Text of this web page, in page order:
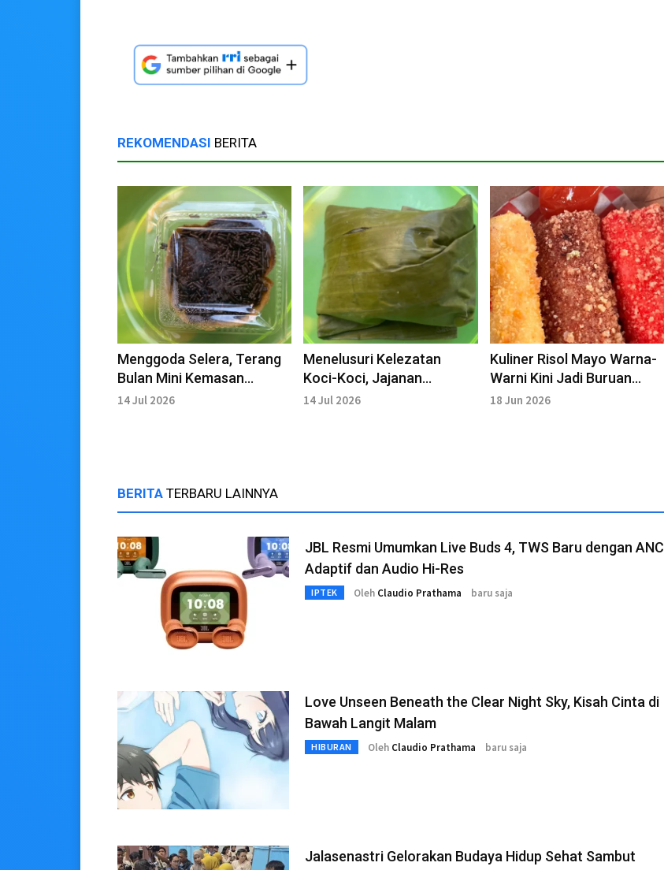
REKOMENDASI BERITA
Menggoda Selera, Terang
Bulan Mini Kemasan
Praktis Jadi Primadona
14 Jul 2026
Menelusuri Kelezatan
Koci-Koci, Jajanan
Tradisional Berbalut Daun
14 Jul 2026
Kuliner Risol Mayo Warna-
Warni Kini Jadi Buruan
Baru Warga Surabaya
18 Jun 2026
BERITA TERBARU LAINNYA
JBL Resmi Umumkan Live Buds 4, TWS Baru dengan ANC
Adaptif dan Audio Hi-Res
IPTEK Oleh Claudio Prathama baru saja
Love Unseen Beneath the Clear Night Sky, Kisah Cinta di
Bawah Langit Malam
HIBURAN Oleh Claudio Prathama baru saja
Jalasenastri Gelorakan Budaya Hidup Sehat Sambut